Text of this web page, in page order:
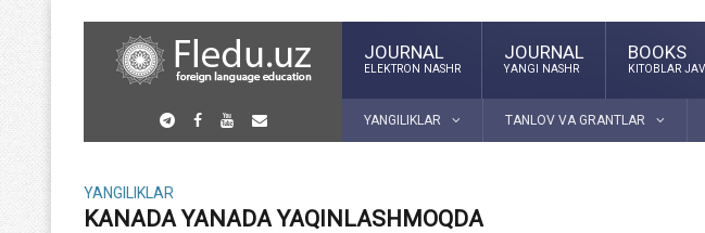
JOURNAL
ELEKTRON NASHR
JOURNAL
YANGI NASHR
BOOKS
KITOBLAR
YANGILIKLAR TANLOV VA GRANTLAR
YANGILIKLAR
KANADA YANADA YAQINLASHMOQDA